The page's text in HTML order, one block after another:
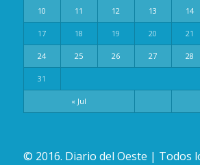
« Jul
10 11 12 13 14
17 18 19 20 21
24 25 26 27 28
31
© 2016. Diario del Oeste | Todos